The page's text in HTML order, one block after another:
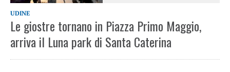
UDINE
Le giostre tornano in Piazza Primo Maggio,
arriva il Luna park di Santa Caterina